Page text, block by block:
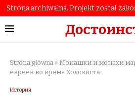
Strona archiwalna. Projekt został
Strona główna » Монашки и монахи
евреев во время Холокоста
История